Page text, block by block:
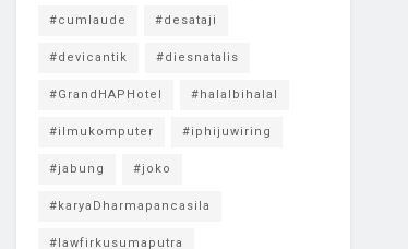
#cumlaude #desataji
#devicantik #diesnatalis
#GrandHAPHotel #halalbihalal
#ilmukomputer #iphijuwiring
#jabung #joko
#karyaDharmapancasila
#lawfirkusumaputra